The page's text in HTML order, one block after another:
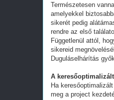
Természetesen
amelyekkel
sikerét pedig
rendre az első
Függetlenül attól,
sikereid
Duguláselhárítás
A
Ha
meg a project